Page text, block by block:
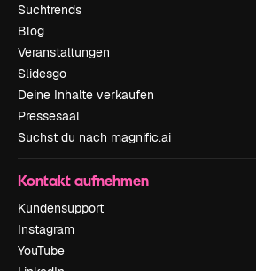
Suchtrends
Blog
Veranstaltungen
Slidesgo
Deine Inhalte verkaufen
Pressesaal
Suchst du nach magnific.ai
Kontakt aufnehmen
Kundensupport
Instagram
YouTube